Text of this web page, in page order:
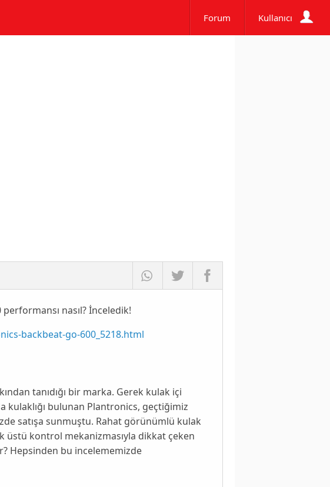
Forum Kullanıcı
nasıl? İnceledik!
backbeat-go-600_5218.html
tanıdığı bir marka. Gerek kulak içi
kulaklığı bulunan Plantronics, geçtiğimiz
satışa sunmuştu. Rahat görünümlü kulak
üstü kontrol mekanizmasıyla dikkat çeken
Hepsinden bu incelememizde